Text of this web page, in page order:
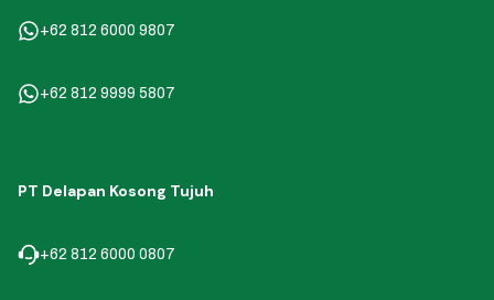
+62 812 6000 9807
+62 812 9999 5807
PT Delapan Kosong Tujuh
+62 812 6000 0807